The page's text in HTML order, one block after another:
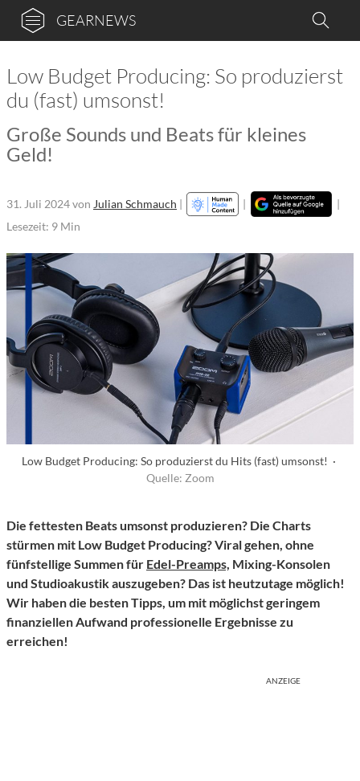
GEARNEWS
Low Budget Producing: So produzierst
du (fast) umsonst!
Große Sounds und Beats für kleines
Geld!
31. Juli 2024von Julian Schmauch | |
|
Lesezeit: 9 Min
Low Budget Producing: So produzierst du Hits (fast) umsonst! ·
Quelle: Zoom
Die fettesten Beats umsonst produzieren? Die Charts
stürmen mit Low Budget Producing? Viral gehen, ohne
fünfstellige Summen für Edel-Preamps, Mixing-Konsolen
und Studioakustik auszugeben? Das ist heutzutage möglich!
Wir haben die besten Tipps, um mit möglichst geringem
finanziellen Aufwand professionelle Ergebnisse zu
erreichen!
ANZEIGE